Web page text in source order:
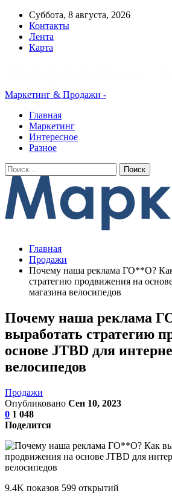
Суббота, 8 августа, 2026
Контакты
Лента
Карта
Маркетинг & Продажи -
Главная
Маркетинг
Интересное
Разное
Главная
Продажи
Почему наша реклама ГО**О?
стратегию продвижения на
магазина велосипедов
Почему наша реклама
выработать стратегию
основе JTBD для
велосипедов
Продажи
Опубликовано Сен 10, 2023
0 1 048
Поделится
9.4K показов 599 открытий